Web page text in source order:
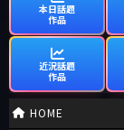
本日話題
作品
近況話題
作品
HOME